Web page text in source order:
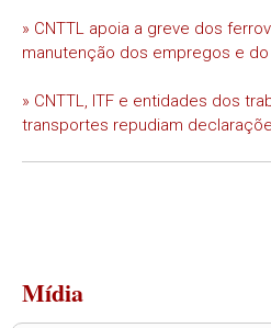
» CNTTL apoia a greve dos
manutenção dos empregos e
» CNTTL, ITF e entidades dos
transportes repudiam
Mídia